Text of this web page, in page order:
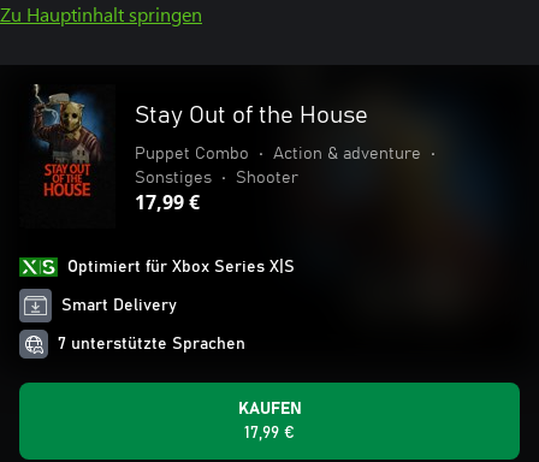
Zu Hauptinhalt springen
Stay Out of the House
Puppet Combo • Action & adventure
•
Sonstiges
• Shooter
17,99 €
Optimiert für Xbox Series X|S
Smart Delivery
7 unterstützte Sprachen
KAUFEN
17,99 €